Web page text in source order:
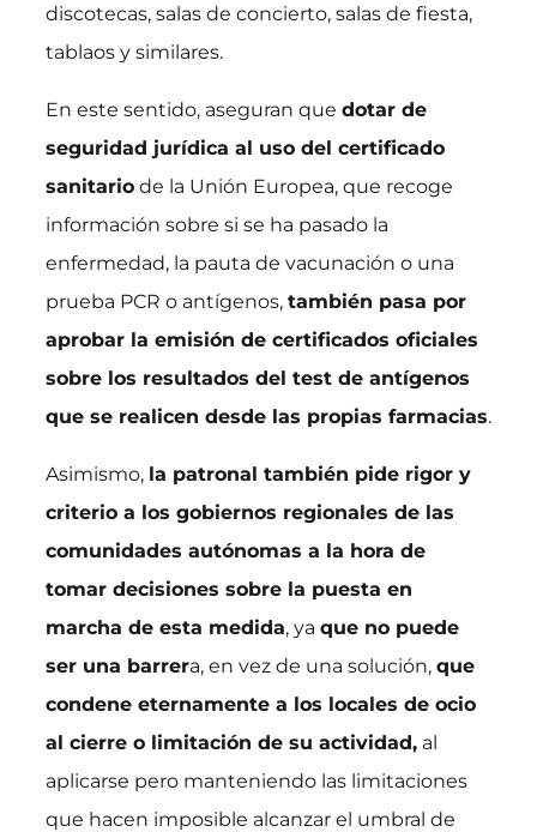
discotecas, salas de concierto, salas de fiesta,
tablaos y similares.
En este sentido, aseguran que dotar de
seguridad jurídica al uso del certificado
sanitario de la Unión Europea, que recoge
información sobre si se ha pasado la
enfermedad, la pauta de vacunación o una
prueba PCR o antígenos, también pasa por
aprobar la emisión de certificados oficiales
sobre los resultados del test de antígenos
que se realicen desde las propias farmacias.
Asimismo, la patronal también pide rigor y
criterio a los gobiernos regionales de las
comunidades autónomas a la hora de
tomar decisiones sobre la puesta en
marcha de esta medida, ya que no puede
ser una barrera, en vez de una solución, que
condene eternamente a los locales de ocio
al cierre o limitación de su actividad, al
aplicarse pero manteniendo las limitaciones
que hacen imposible alcanzar el umbral de